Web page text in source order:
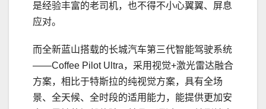
是经验丰富的老司机，也不得不小心翼翼、屏息
应对。
而全新蓝山搭载的长城汽车第三代智能驾驶系统
——Coffee Pilot Ultra，采用视觉+激光雷达融合
方案，相比于特斯拉的纯视觉方案，具有全场
景、全天候、全时段的适用能力，能提供更加安